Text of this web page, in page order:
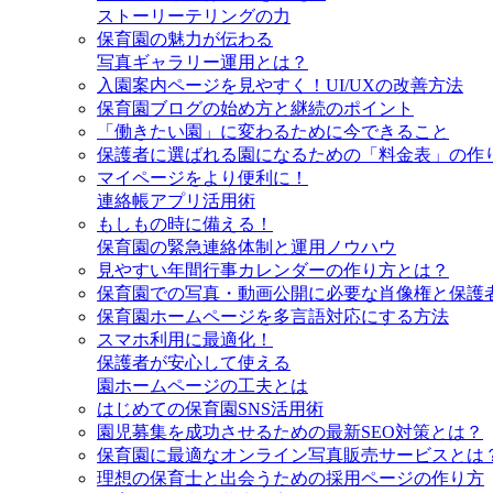
ストーリーテリングの力
保育園の魅力が伝わる
写真ギャラリー運用とは？
入園案内ページを見やすく！UI/UXの改善方法
保育園ブログの始め方と継続のポイント
「働きたい園」に変わるために今できること
保護者に選ばれる園になるための「料金表」の作
マイページをより便利に！
連絡帳アプリ活用術
もしもの時に備える！
保育園の緊急連絡体制と運用ノウハウ
見やすい年間行事カレンダーの作り方とは？
保育園での写真・動画公開に必要な肖像権と保護
保育園ホームページを多言語対応にする方法
スマホ利用に最適化！
保護者が安心して使える
園ホームページの工夫とは
はじめての保育園SNS活用術
園児募集を成功させるための最新SEO対策とは？
保育園に最適なオンライン写真販売サービスとは
理想の保育士と出会うための採用ページの作り方